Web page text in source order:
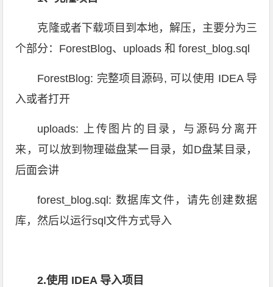
克隆或者下载项目到本地，解压，主要分为三
个部分：ForestBlog、uploads 和 forest_blog.sql
ForestBlog: 完整项目源码, 可以使用 IDEA 导
入或者打开
uploads: 上传图片的目录，与源码分离开
来，可以放到物理磁盘某一目录，如D盘某目录，
后面会讲
forest_blog.sql: 数据库文件，请先创建数据
库，然后以运行sql文件方式导入
2.使用 IDEA 导入项目